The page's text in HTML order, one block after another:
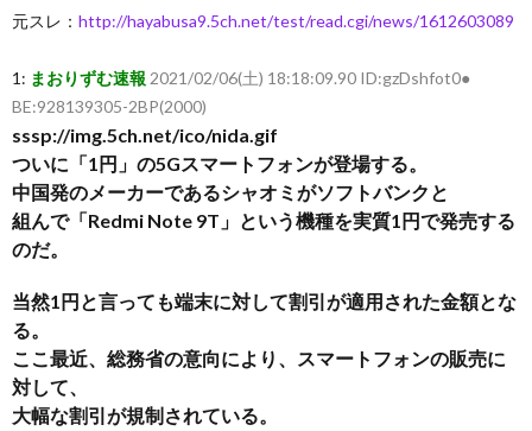
元スレ： http://hayabusa9.5ch.net/test/read.cgi/news/1612603089
1: まおりずむ速報 2021/02/06(土) 18:18:09.90 ID:gzDshfot0●
BE:928139305-2BP(2000)
sssp://img.5ch.net/ico/nida.gif
ついに「1円」の5Gスマートフォンが登場する。
中国発のメーカーであるシャオミがソフトバンクと
組んで「Redmi Note 9T」という機種を実質1円で発売する
のだ。
当然1円と言っても端末に対して割引が適用された金額とな
る。
ここ最近、総務省の意向により、スマートフォンの販売に
対して、
大幅な割引が規制されている。